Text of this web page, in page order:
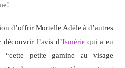
d’offrir Mortelle Adèle à d’autres
découvrir l’avis d’Ismérie qui a eu
petite gamine au visage